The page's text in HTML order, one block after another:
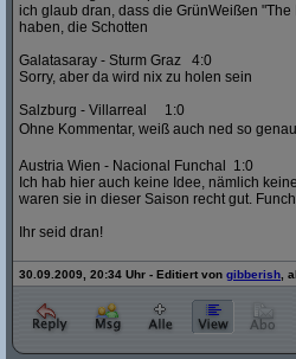
ich glaub dran, dass die GrünWeißen
haben, die Schotten
Galatasaray - Sturm Graz 4:0
Sorry, aber da wird nix zu holen sein
Salzburg - Villarreal 1:0
Ohne Kommentar, weiß auch ned so
Austria Wien - Nacional Funchal 1:0
Ich hab hier auch keine Idee, nämlich
waren sie in dieser Saison recht gut.
Ihr seid dran!
30.09.2009, 20:34 Uhr - Editiert von gibberish ,